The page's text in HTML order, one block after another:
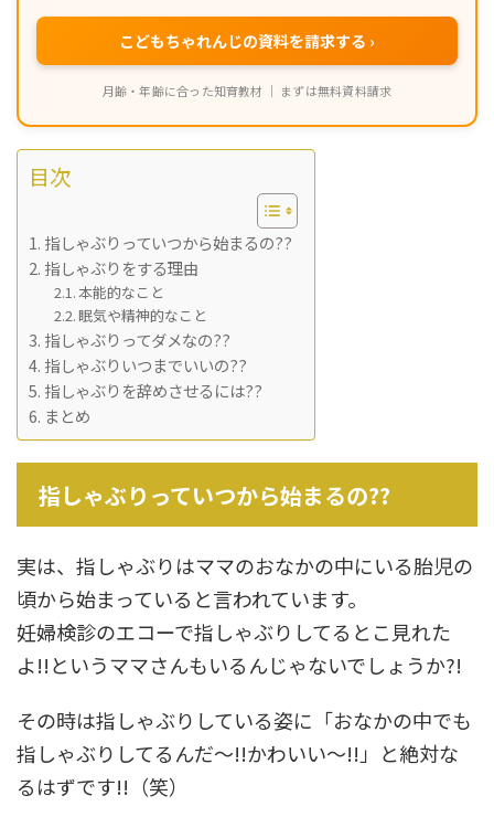
こどもちゃれんじの資料を請求する ›
月齢・年齢に合った知育教材 ｜ まずは無料資料請求
目次
指しゃぶりっていつから始まるの??
指しゃぶりをする理由
本能的なこと
眠気や精神的なこと
指しゃぶりってダメなの??
指しゃぶりいつまでいいの??
指しゃぶりを辞めさせるには??
まとめ
指しゃぶりっていつから始まるの??
実は、指しゃぶりはママのおなかの中にいる胎児の
頃から始まっていると言われています。
妊婦検診のエコーで指しゃぶりしてるとこ見れた
よ!!というママさんもいるんじゃないでしょうか?!
その時は指しゃぶりしている姿に「おなかの中でも
指しゃぶりしてるんだ～!!かわいい～!!」と絶対な
るはずです!!（笑）